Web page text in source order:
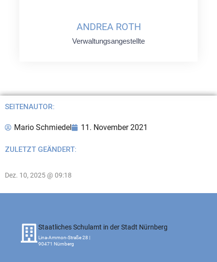
ANDREA ROTH
Verwaltungsangestellte
SEITENAUTOR:
Mario Schmiedel 11. November 2021
ZULETZT GEÄNDERT:
Dez. 10, 2025 @ 09:18
Staatliches Schulamt in der Stadt Nürnberg
Lina-Ammon-Straße 28 |
90471 Nürnberg